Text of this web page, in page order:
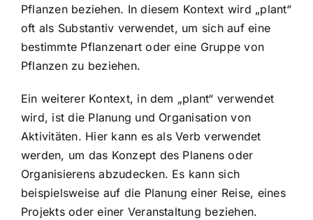
Pflanzen beziehen. In diesem Kontext wird „plant“
oft als Substantiv verwendet, um sich auf eine
bestimmte Pflanzenart oder eine Gruppe von
Pflanzen zu beziehen.
Ein weiterer Kontext, in dem „plant“ verwendet
wird, ist die Planung und Organisation von
Aktivitäten. Hier kann es als Verb verwendet
werden, um das Konzept des Planens oder
Organisierens abzudecken. Es kann sich
beispielsweise auf die Planung einer Reise, eines
Projekts oder einer Veranstaltung beziehen.